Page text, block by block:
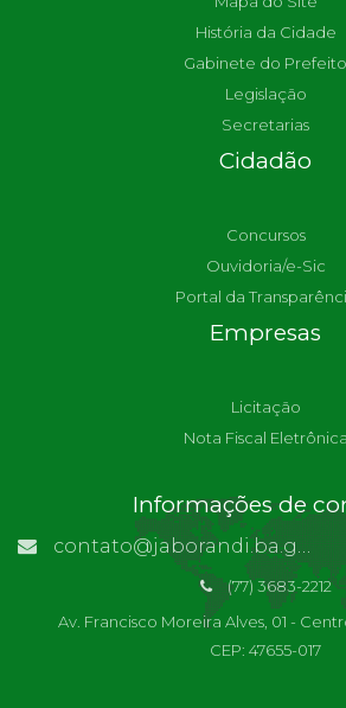
História da Cidade
Gabinete do Prefeito
Legislação
Secretarias
Cidadão
Concursos
Ouvidoria/e-Sic
Portal da
Empresas
Licitação
Nota Fiscal Eletrônica
Informações de
contato@jaborandi.ba.gov.br | Funcionário Responsável: Ronaldo Da Paz Dourado
(77) 3683-2212
Av. Francisco Moreira Alves, 01 -
CEP: 47655-017